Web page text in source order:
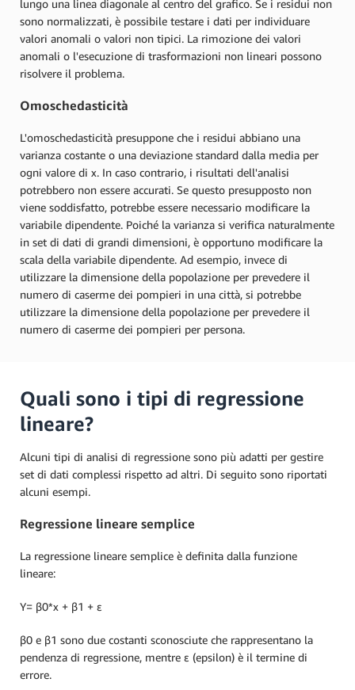
lungo una linea diagonale al centro del grafico. Se i residui non
sono normalizzati, è possibile testare i dati per individuare
valori anomali o valori non tipici. La rimozione dei valori
anomali o l'esecuzione di trasformazioni non lineari possono
risolvere il problema.
Omoschedasticità
L'omoschedasticità presuppone che i residui abbiano una
varianza costante o una deviazione standard dalla media per
ogni valore di x. In caso contrario, i risultati dell'analisi
potrebbero non essere accurati. Se questo presupposto non
viene soddisfatto, potrebbe essere necessario modificare la
variabile dipendente. Poiché la varianza si verifica naturalmente
in set di dati di grandi dimensioni, è opportuno modificare la
scala della variabile dipendente. Ad esempio, invece di
utilizzare la dimensione della popolazione per prevedere il
numero di caserme dei pompieri in una città, si potrebbe
utilizzare la dimensione della popolazione per prevedere il
numero di caserme dei pompieri per persona.
Quali sono i tipi di regressione
lineare?
Alcuni tipi di analisi di regressione sono più adatti per gestire
set di dati complessi rispetto ad altri. Di seguito sono riportati
alcuni esempi.
Regressione lineare semplice
La regressione lineare semplice è definita dalla funzione
lineare:
Y= β0*x + β1 + ε
β0 e β1 sono due costanti sconosciute che rappresentano la
pendenza di regressione, mentre ε (epsilon) è il termine di
errore.